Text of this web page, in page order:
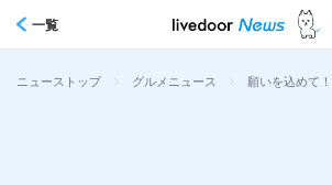
一覧
ニューストップ > グルメニュース > 願いを込めて